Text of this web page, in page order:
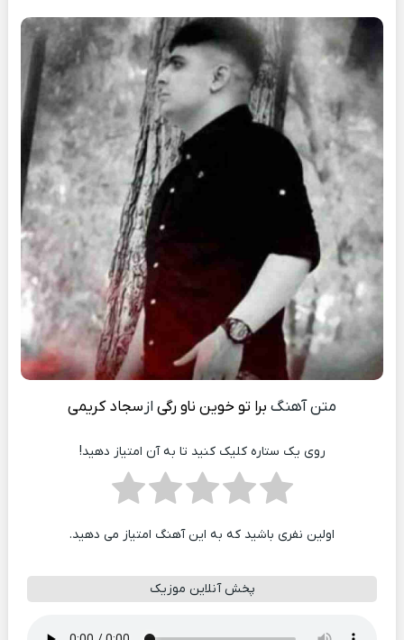
متن آهنگ برا تو خوین ناو رگی از سجاد کریمی
روی یک ستاره کلیک کنید تا به آن امتیاز دهید!
اولین نفری باشید که به این آهنگ امتیاز می دهید.
پخش آنلاین موزیک